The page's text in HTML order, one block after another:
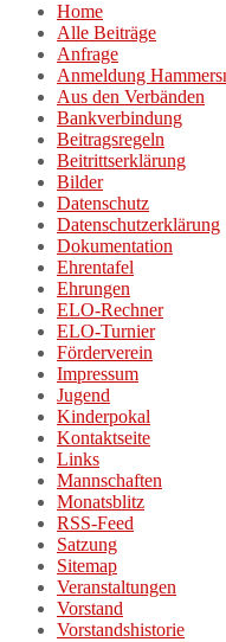
Home
Alle Beiträge
Anfrage
Anmeldung
Aus den Verbänden
Bankverbindung
Beitragsregeln
Beitrittserklärung
Bilder
Datenschutz
Datenschutzerklärung
Dokumentation
Ehrentafel
Ehrungen
ELO-Rechner
ELO-Turnier
Förderverein
Impressum
Jugend
Kinderpokal
Kontaktseite
Links
Mannschaften
Monatsblitz
RSS-Feed
Satzung
Sitemap
Veranstaltungen
Vorstand
Vorstandshistorie